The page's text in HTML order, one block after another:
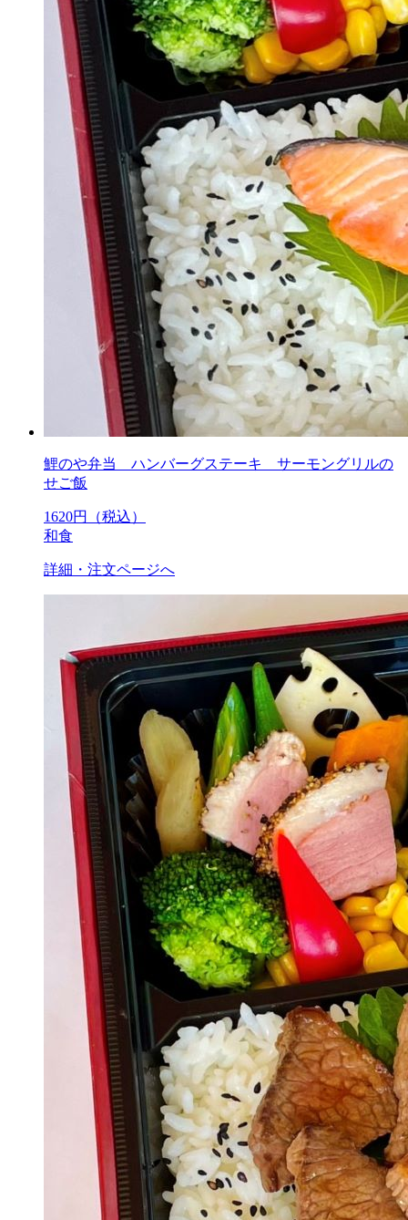
鯉のや弁当 ハンバーグステーキ サーモングリルの
せご飯
1620円（税込）
和食
詳細・注文ページへ